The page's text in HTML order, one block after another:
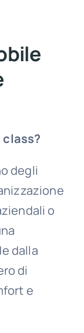
class?
degli
o
dalla
di
e